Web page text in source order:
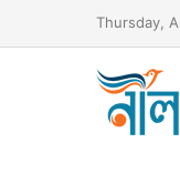
Thursday,